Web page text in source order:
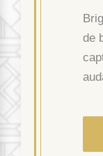
de